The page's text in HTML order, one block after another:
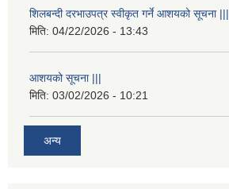
शिलबन्दी दरभाउपत्र स्वीकृत गर्ने आशयको सूचना |||
मिति: 04/22/2026 - 13:43
आशयको सूचना |||
मिति: 03/02/2026 - 10:21
अन्य